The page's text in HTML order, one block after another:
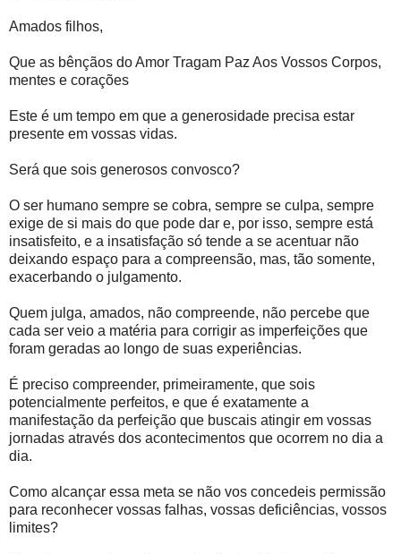
Amados filhos,
Que as bênçãos do Amor Tragam Paz Aos Vossos Corpos,
mentes e corações
Este é um tempo em que a generosidade precisa estar
presente em vossas vidas.
Será que sois generosos convosco?
O ser humano sempre se cobra, sempre se culpa, sempre
exige de si mais do que pode dar e, por isso, sempre está
insatisfeito, e a insatisfação só tende a se acentuar não
deixando espaço para a compreensão, mas, tão somente,
exacerbando o julgamento.
Quem julga, amados, não compreende, não percebe que
cada ser veio a matéria para corrigir as imperfeições que
foram geradas ao longo de suas experiências.
É preciso compreender, primeiramente, que sois
potencialmente perfeitos, e que é exatamente a
manifestação da perfeição que buscais atingir em vossas
jornadas através dos acontecimentos que ocorrem no dia a
dia.
Como alcançar essa meta se não vos concedeis permissão
para reconhecer vossas falhas, vossas deficiências, vossos
limites?